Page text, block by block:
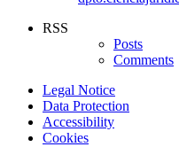
RSS
Posts
Comments
Legal Notice
Data Protection
Accessibility
Cookies